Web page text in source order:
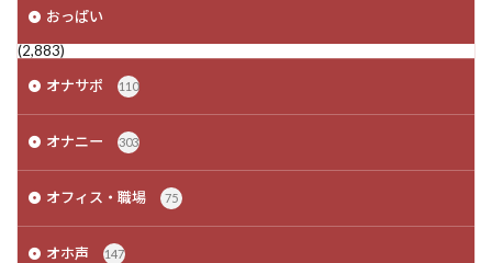
おっぱい
(2,883)
オナサポ
110
オナニー 303
オフィス・職場 75
オホ声 147